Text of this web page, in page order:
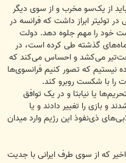
از یک‌سو مخرب و از سوی دیگر
ابراز داشت که فرانسه در
خود را مهم جلوه دهد. دولت
ماه‌های گذشته طی کرده است، در
می‌کشد و احساس می‌کند که
نیستیم که تصور کنیم فرانسوی‌ها
را با شکست روبرو کند.
یا نیابتا و در یک توافق
و بازی را تغییر دادند و یا
ذی‌نفوذ این رژیم وارد میدان
که از سوی طرف ایرانی با جدیت